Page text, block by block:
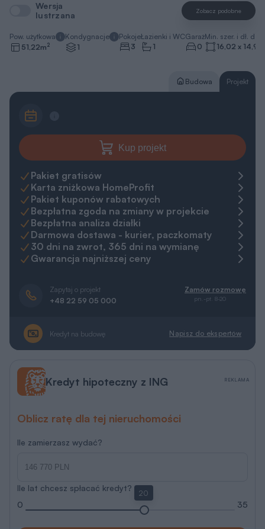
Wersja
lustrzana
Zobacz podobne
Pow. użytkowa
51,22m2
Kondygnacje
1
Pokoje
3
Łazienki i WC
1
Garaż
0
Min. szer. i dł.
16,02 x 14,92
Budowa Projekt
Kup projekt
Pakiet gratisów
Karta zniżkowa HomeProfit
Pakiet kuponów rabatowych
Bezpłatna zgoda na zmiany w projekcie
Bezpłatna analiza działki
Darmowa dostawa - kurier, paczkomaty
30 dni na zwrot, 365 dni na wymianę
Gwarancja najniższej ceny
Zapytaj o projekt
+48 22 59 05 000
Zamów rozmowę
pn.-pt. 8-20
Kredyt na budowę Napisz do ekspertów
Kredyt hipoteczny z ING
Oblicz ratę dla tej nieruchomości
Ile zamierzasz wydać?
Ile lat chcesz spłacać kredyt?
0
20
35
REKLAMA